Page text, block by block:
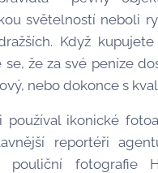
světelností neboli
Když
že za své peníze
nebo dokonce s
používal ikonické
reportéři
pouliční fotografie